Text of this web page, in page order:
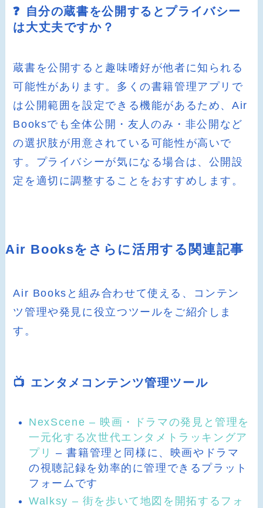
❓ 自分の蔵書を公開するとプライバシー
は大丈夫ですか？
蔵書を公開すると趣味嗜好が他者に知られる
可能性があります。多くの書籍管理アプリで
は公開範囲を設定できる機能があるため、Air
Booksでも全体公開・友人のみ・非公開など
の選択肢が用意されている可能性が高いで
す。プライバシーが気になる場合は、公開設
定を適切に調整することをおすすめします。
Air Booksをさらに活用する関連記事
Air Booksと組み合わせて使える、コンテン
ツ管理や発見に役立つツールをご紹介しま
す。
📺 エンタメコンテンツ管理ツール
NexScene – 映画・ドラマの発見と管理を
一元化する次世代エンタメトラッキングア
プリ – 書籍管理と同様に、映画やドラマ
の視聴記録を効率的に管理できるプラット
フォームです
Walksy – 街を歩いて地図を開拓するフォ